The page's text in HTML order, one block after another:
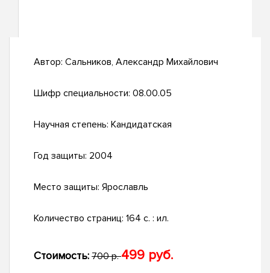
Автор: Сальников, Александр Михайлович
Шифр специальности: 08.00.05
Научная степень: Кандидатская
Год защиты: 2004
Место защиты: Ярославль
Количество страниц: 164 с. : ил.
Стоимость: 700 р.499 руб.